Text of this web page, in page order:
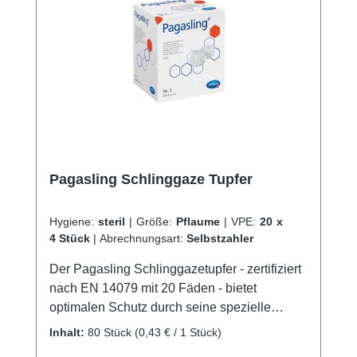
Pagasling Schlinggaze Tupfer
Hygiene: steril | Größe: Pflaume | VPE: 20 x
4 Stück | Abrechnungsart: Selbstzahler
Der Pagasling Schlinggazetupfer - zertifiziert
nach EN 14079 mit 20 Fäden - bietet
optimalen Schutz durch seine spezielle
Schlingenform und ein hohes
Inhalt: 80 Stück (0,43 € / 1 Stück)